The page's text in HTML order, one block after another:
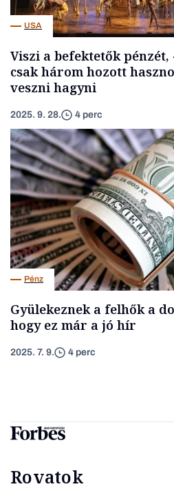
USA
Viszi a befektetők
csak három hozott
veszni hagyni
2025. 9. 28. 4 perc
Pénz
Gyülekeznek a felhők a
hogy ez már a jó hír
2025. 7. 9. 4 perc
Rovatok